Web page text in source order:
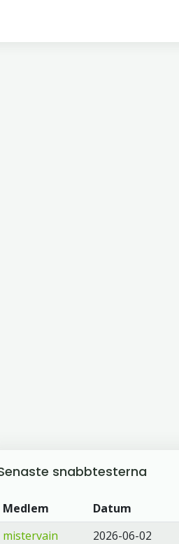
snabbtesterna
Medlem Datum
mistervain
2026-06-02